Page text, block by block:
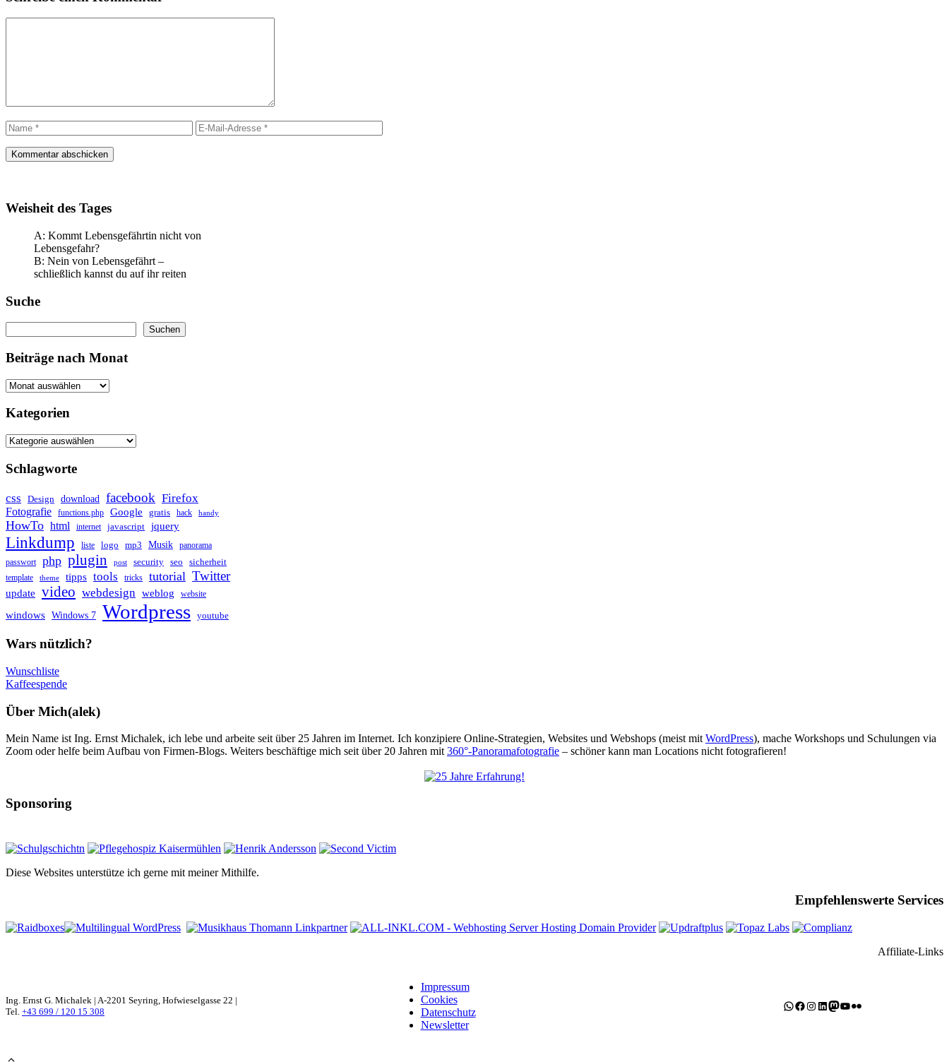
Name
E-
Mail-
Weisheit des Tages
A: Kommt Lebensgefährtin nicht von
Lebensgefahr?
B: Nein von Lebensgefährt –
schließlich kannst du auf ihr reiten
Suche
Suchen
Beiträge nach Monat
Kategorien
Schlagworte
css Design download facebook Firefox
Fotografie functions.php Google gratis hack handy
HowTo html internet javascript jquery
Linkdump liste logo mp3 Musik
panorama
passwort
php plugin post security seo sicherheit
template theme tipps tools tricks tutorial Twitter
update video webdesign weblog website
windows Windows 7 Wordpress youtube
Wars nützlich?
Wunschliste
Kaffeespende
Über Mich(alek)
Mein Name ist Ing. Ernst Michalek, ich lebe und arbeite seit über 25 Jahren im Internet. Ich konzipiere Online-Strategien, Websites und Webshops (meist mitWordPress), mache Workshops und Schulungen via
Zoom oder helfe beim Aufbau von Firmen-Blogs. Weiters beschäftige mich seit über 20 Jahren mit360°-Panoramafotografie – schöner kann man Locations nicht fotografieren!
Sponsoring
Diese Websites unterstütze ich gerne mit meiner Mithilfe.
Empfehlenswerte Services
Affiliate-Links
Ing. Ernst G. Michalek | A-2201 Seyring, Hofwieselgasse 22 |
Tel. +43 699 / 120 15 308
Impressum
Cookies
Datenschutz
Newsletter
WhatsApp
Facebook
Instagram
LinkedIn
Mastodon
YouTube
Flickr